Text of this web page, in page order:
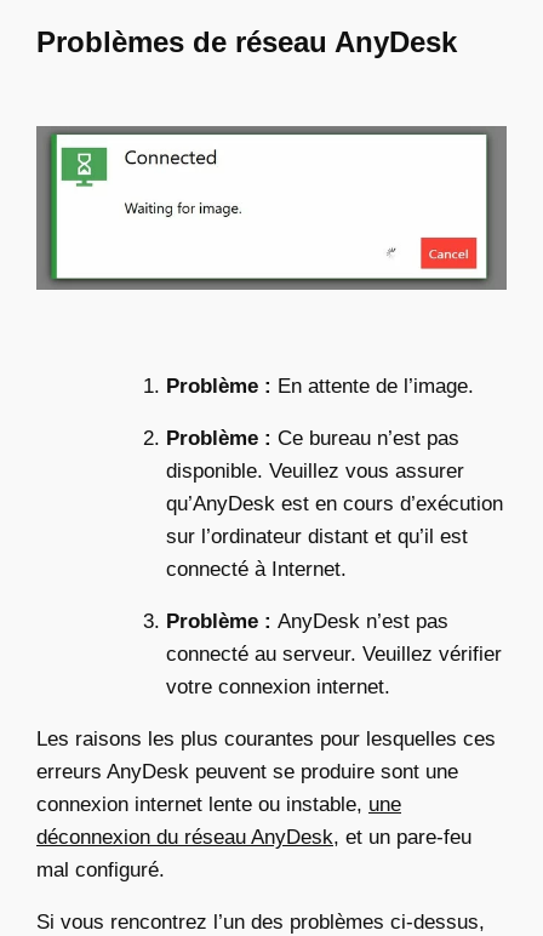
Problèmes de réseau AnyDesk
Problème : En attente de l’image.
Problème : Ce bureau n’est pas
disponible. Veuillez vous assurer
qu’AnyDesk est en cours d’exécution
sur l’ordinateur distant et qu’il est
connecté à Internet.
Problème : AnyDesk n’est pas
connecté au serveur. Veuillez vérifier
votre connexion internet.
Les raisons les plus courantes pour lesquelles ces
erreurs AnyDesk peuvent se produire sont une
connexion internet lente ou instable, une
déconnexion du réseau AnyDesk, et un pare-feu
mal configuré.
Si vous rencontrez l’un des problèmes ci-dessus,